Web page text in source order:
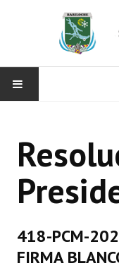
CONCEJO
Bloques Políticos
Comisiones
418-PCM-
FIRMA